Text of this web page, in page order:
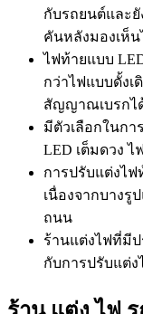
กับรถยนต์และ
คันหลังมองเห็
ไฟท้ายแบบ
กว่าไฟแบบดั้ง
สัญญาณเบรกไ
มีตัวเลือกในกา
LED เต็มดวง
การปรับแต่งไ
เนื่องจากบาง
ถนน
ร้านแต่งไฟที่มี
กับการปรับแต่